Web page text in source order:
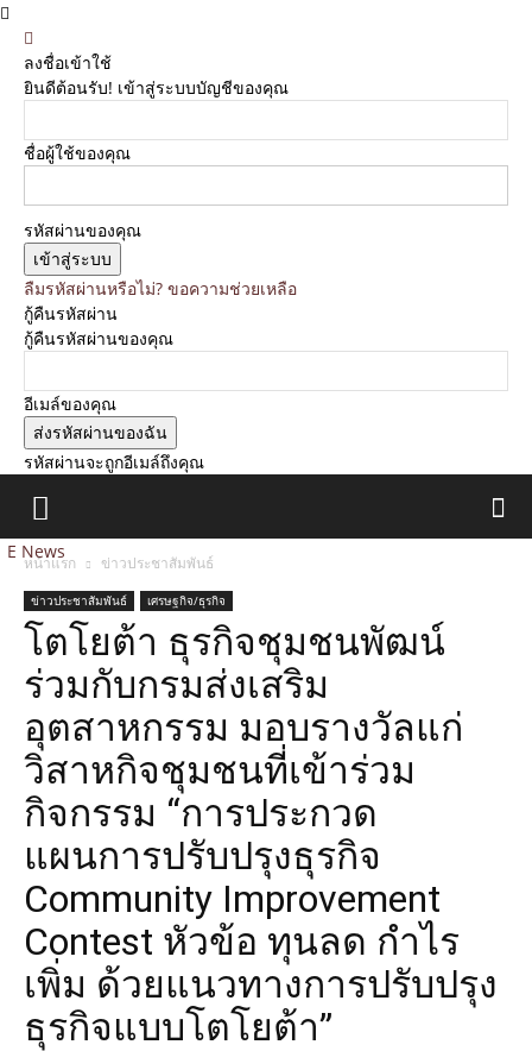
ลงชื่อเข้าใช้
ยินดีต้อนรับ! เข้าสู่ระบบบัญชีของคุณ
ชื่อผู้ใช้ของคุณ
รหัสผ่านของคุณ
ลืมรหัสผ่านหรือไม่? ขอความช่วยเหลือ
กู้คืนรหัสผ่าน
กู้คืนรหัสผ่านของคุณ
อีเมล์ของคุณ
รหัสผ่านจะถูกอีเมล์ถึงคุณ
E News
หน้าแรก ข่าวประชาสัมพันธ์
ข่าวประชาสัมพันธ์ เศรษฐกิจ/ธุรกิจ
โตโยต้า ธุรกิจชุมชนพัฒน์
ร่วมกับกรมส่งเสริม
อุตสาหกรรม มอบรางวัลแก่
วิสาหกิจชุมชนที่เข้าร่วม
กิจกรรม “การประกวด
แผนการปรับปรุงธุรกิจ
Community Improvement
Contest หัวข้อ ทุนลด กำไร
เพิ่ม ด้วยแนวทางการปรับปรุง
ธุรกิจแบบโตโยต้า”